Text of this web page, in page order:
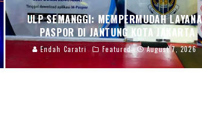
ULP SEMANGGI: MEMPERMUDAH
PASPOR DI JANTUNG KOTA JAKARTA
Endah Caratri Featured August 7, 2026